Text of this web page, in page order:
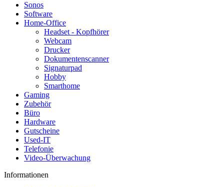
Sonos
Software
Home-Office
Headset - Kopfhörer
Webcam
Drucker
Dokumentenscanner
Signaturpad
Hobby
Smarthome
Gaming
Zubehör
Büro
Hardware
Gutscheine
Used-IT
Telefonie
Video-Überwachung
Informationen